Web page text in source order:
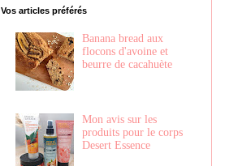
Vos articles préférés
Banana bread aux
flocons d'avoine et
beurre de cacahuète
Mon avis sur les
produits pour le corps
Desert Essence